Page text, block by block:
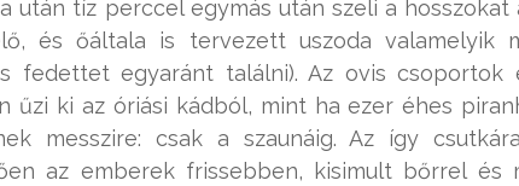
után tíz perccel egymás után szeli a
és őáltala is tervezett uszoda valamelyik
fedettet egyaránt találni). Az ovis csoportok
űzi ki az óriási kádból, mint ha ezer éhes
messzire: csak a szaunáig. Az így
az emberek frissebben, kisimult bőrrel és